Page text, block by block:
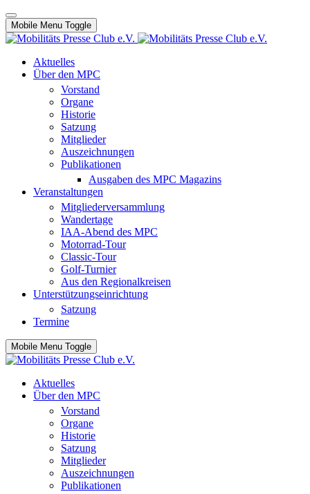
Mobile Menu Toggle
Aktuelles
Über den MPC
Vorstand
Organe
Historie
Satzung
Mitglieder
Auszeichnungen
Publikationen
Ausgaben des MPC Magazins
Veranstaltungen
Mitgliederversammlung
Wandertage
IAA-Abend des MPC
Motorrad-Tour
Classic-Tour
Golf-Turnier
Aus den Regionalkreisen
Unterstützungseinrichtung
Satzung
Termine
Mobile Menu Toggle
Aktuelles
Über den MPC
Vorstand
Organe
Historie
Satzung
Mitglieder
Auszeichnungen
Publikationen